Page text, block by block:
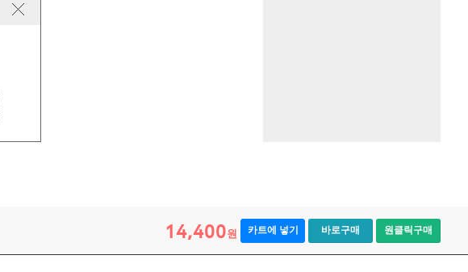
14,400원 카트에 넣기 바로구매 원클릭구매